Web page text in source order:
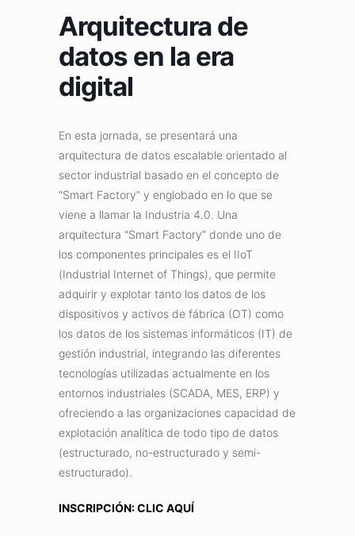
Arquitectura de
datos en la era
digital
En esta jornada, se presentará una
arquitectura de datos escalable orientado al
sector industrial basado en el concepto de
“Smart Factory” y englobado en lo que se
viene a llamar la Industria 4.0. Una
arquitectura “Smart Factory” donde uno de
los componentes principales es el IIoT
(Industrial Internet of Things), que permite
adquirir y explotar tanto los datos de los
dispositivos y activos de fábrica (OT) como
los datos de los sistemas informáticos (IT) de
gestión industrial, integrando las diferentes
tecnologías utilizadas actualmente en los
entornos industriales (SCADA, MES, ERP) y
ofreciendo a las organizaciones capacidad de
explotación analítica de todo tipo de datos
(estructurado, no-estructurado y semi-
estructurado).
INSCRIPCIÓN: CLIC AQUÍ